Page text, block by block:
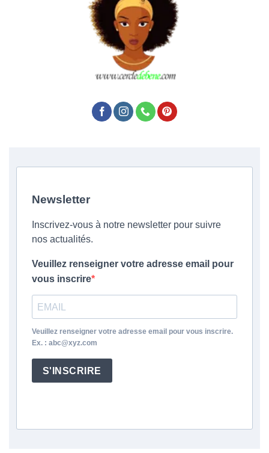
Newsletter
Inscrivez-vous à notre newsletter pour suivre
nos actualités.
Veuillez renseigner votre adresse email pour
vous inscrire
Veuillez renseigner votre adresse email pour vous inscrire.
Ex. : abc@xyz.com
S'INSCRIRE